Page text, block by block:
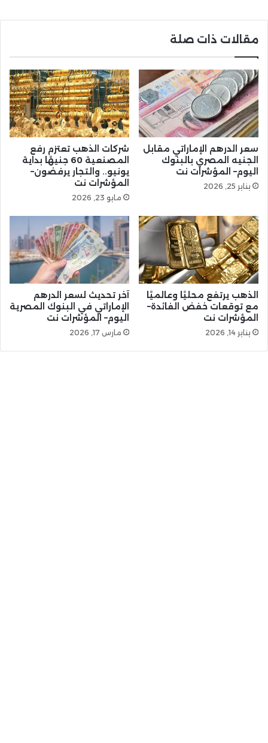
مقالات ذات صلة
سعر الدرهم الإماراتي مقابل
الجنيه المصري بالبنوك
اليوم– المؤشرات نت
يناير 25, 2026
شركات الذهب تعتزم رفع
المصنعية 60 جنيهًا بداية
يونيو.. والتجار يرفضون–
المؤشرات نت
مايو 23, 2026
الذهب يرتفع محليًا وعالميًا
مع توقعات خفض الفائدة–
المؤشرات نت
يناير 14, 2026
آخر تحديث لسعر الدرهم
الإماراتي في البنوك المصرية
اليوم– المؤشرات نت
مارس 17, 2026